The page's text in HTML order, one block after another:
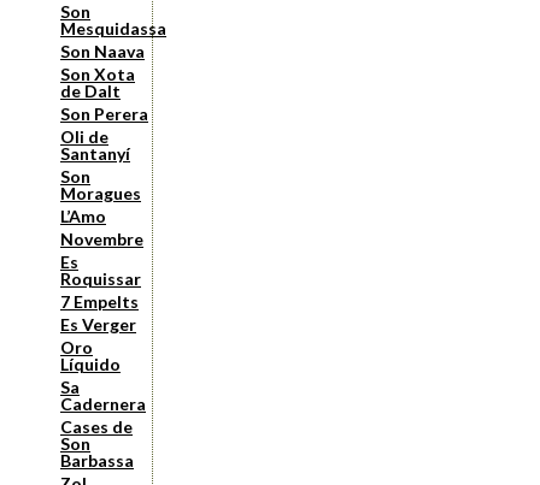
Son
Mesquidassa
Son Naava
Son Xota
de Dalt
Son Perera
Oli de
Santanyí
Son
Moragues
L’Amo
Novembre
Es
Roquissar
7 Empelts
Es Verger
Oro
Líquido
Sa
Cadernera
Cases de
Son
Barbassa